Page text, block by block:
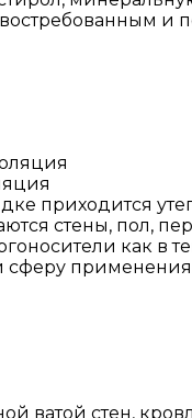
приходится
стены, пол,
как
сферу